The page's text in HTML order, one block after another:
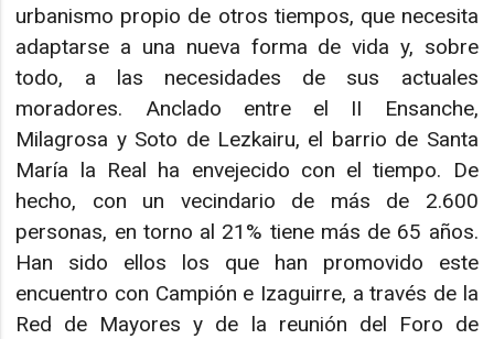
urbanismo propio de otros tiempos, que necesita
adaptarse a una nueva forma de vida y, sobre
todo, a las necesidades de sus actuales
moradores. Anclado entre el II Ensanche,
Milagrosa y Soto de Lezkairu, el barrio de Santa
María la Real ha envejecido con el tiempo. De
hecho, con un vecindario de más de 2.600
personas, en torno al 21% tiene más de 65 años.
Han sido ellos los que han promovido este
encuentro con Campión e Izaguirre, a través de la
Red de Mayores y de la reunión del Foro de